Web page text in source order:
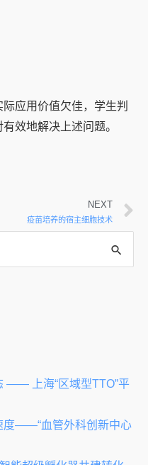
应用价值欠佳，学生判
效地解决上述问题。
NEXT
疫苗培养的宿主细胞技术
—— 上海“区域型TTO”平
度——“血管外科创新中心